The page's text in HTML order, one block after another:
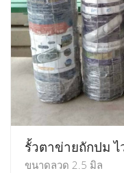
รั้วตาข่ายถักปม
ขนาดลวด 2.5 มิล